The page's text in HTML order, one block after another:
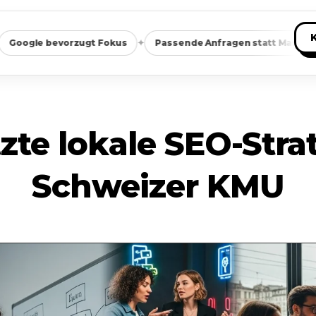
Fokus ✦ Passende Anfragen statt Masse ✦ Saubere
lokale SEO-
Schweizer KMU